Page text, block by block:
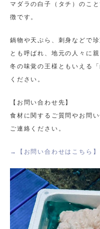
マダラの白子（タチ）のこ
徴です。
鍋物や天ぷら、刺身などで
とも呼ばれ、地元の人々に
冬の味覚の王様ともいえる
ください。
【お問い合わせ先】
食材に関するご質問やお問
ご連絡ください。
→【お問い合わせはこちら】